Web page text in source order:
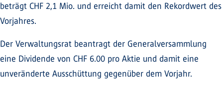
beträgt CHF 2,1 Mio. und erreicht damit den Rekordwert des
Vorjahres.
Der Verwaltungsrat beantragt der Generalversammlung
eine Dividende von CHF 6.00 pro Aktie und damit eine
unveränderte Ausschüttung gegenüber dem Vorjahr.